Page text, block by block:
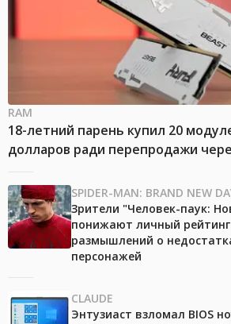
RAM
18-летний парень купил 20
долларов ради перепродажи
SPIDER-MAN: BRAND NEW
Зрители "Человек-паук:
понижают личный
размышлений о
персонажей
CLAUDE
Энтузиаст взломал BIOS